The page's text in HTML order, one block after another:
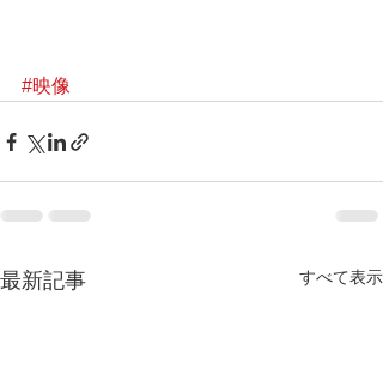
#映像
最新記事 すべて表示